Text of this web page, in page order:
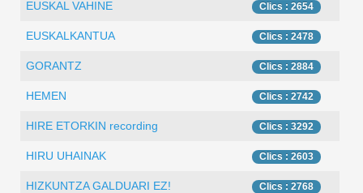
EUSKAL VAHINE Clics : 2654
EUSKALKANTUA Clics : 2478
GORANTZ Clics : 2884
HEMEN Clics : 2742
HIRE ETORKIN recording Clics : 3292
HIRU UHAINAK Clics : 2603
HIZKUNTZA GALDUARI EZ! Clics : 2768